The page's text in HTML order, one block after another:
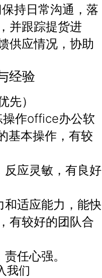
持日常沟通，落
并跟踪提货进
供应情况，协助
经验
先）
操作office办公软
基本操作，有较
反应灵敏，有良好
适应能力，能快
有较好的团队合
任心强。
我们